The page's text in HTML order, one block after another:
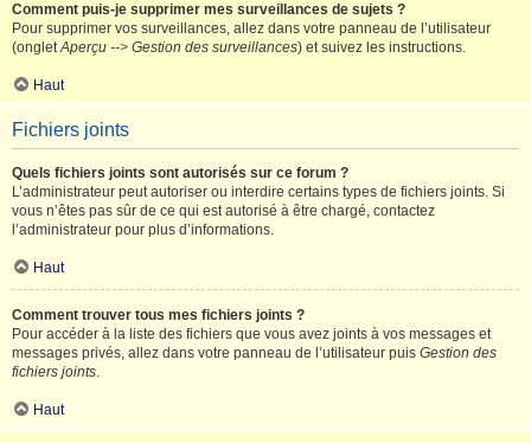
Comment puis-je supprimer mes surveillances de sujets ?
Pour supprimer vos surveillances, allez dans votre panneau de l’utilisateur
(ongletAperçu --> Gestion des surveillances) et suivez les instructions.
Haut
Fichiers joints
Quels fichiers joints sont autorisés sur ce forum ?
L’administrateur peut autoriser ou interdire certains types de fichiers joints. Si
vous n’êtes pas sûr de ce qui est autorisé à être chargé, contactez
l’administrateur pour plus d’informations.
Haut
Comment trouver tous mes fichiers joints ?
Pour accéder à la liste des fichiers que vous avez joints à vos messages et
messages privés, allez dans votre panneau de l’utilisateur puis Gestion des
fichiers joints.
Haut